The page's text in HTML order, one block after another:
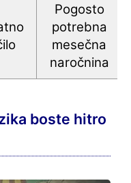
Pogosto
potrebna
mesečna
naročnina
boste hitro